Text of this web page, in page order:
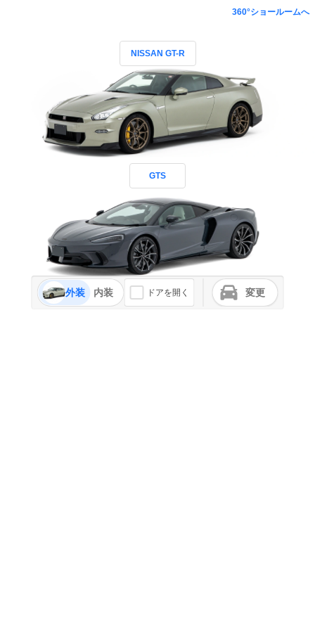
360°ショールームへ
NISSAN GT-R
GTS
外装 内装 ドアを開く 変更